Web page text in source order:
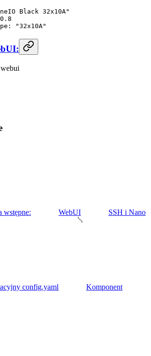
Black 32x10A"
0.8
: "32x10A"
wstępne: WebUI SSH i Nano
config.yaml Komponent